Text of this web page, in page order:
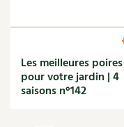
Patrimoine
Pêche
Les meilleures poires
pour votre jardin | 4
saisons n°142